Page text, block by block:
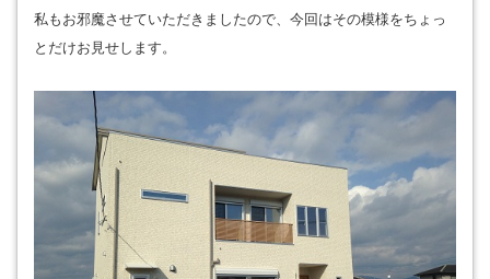
私もお邪魔させていただきましたので、今回はその模様をちょっ
とだけお見せします。